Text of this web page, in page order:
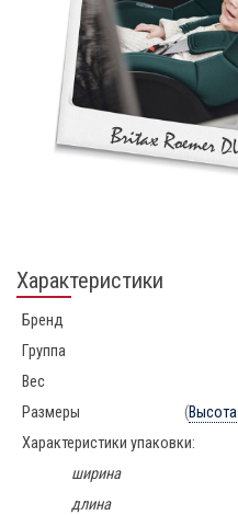
Характеристики
Бренд
Группа
Вес
Размеры
(Высота
Характеристики упаковки:
ширина
длина